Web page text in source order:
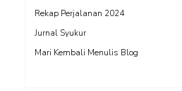
Rekap Perjalanan 2024
Jurnal Syukur
Mari Kembali Menulis Blog